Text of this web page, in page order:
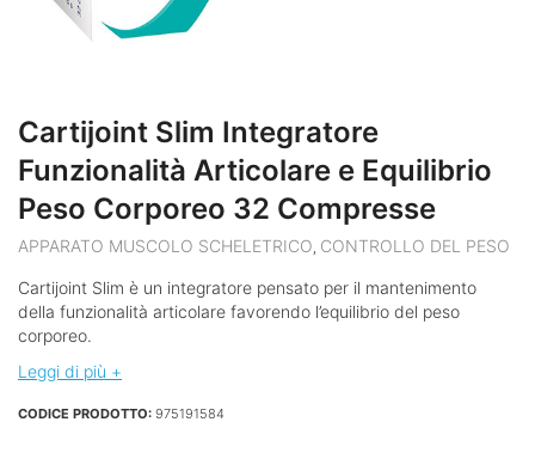
Cartijoint Slim Integratore
Funzionalità Articolare e Equilibrio
Peso Corporeo 32 Compresse
APPARATO MUSCOLO SCHELETRICO, CONTROLLO DEL PESO
Cartijoint Slim è un integratore pensato per il mantenimento
della funzionalità articolare favorendo l’equilibrio del peso
corporeo.
Leggi di più +
CODICE PRODOTTO: 975191584